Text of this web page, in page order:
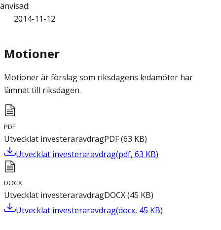
:
2014-11-12
Motioner
Motioner är förslag som riksdagens ledamöter har
lämnat till riksdagen.
PDF
Utvecklat investeraravdragPDF(63 KB)
Utvecklat investeraravdrag(pdf, 63 KB)
DOCX
Utvecklat investeraravdragDOCX(45 KB)
Utvecklat investeraravdrag(docx, 45 KB)